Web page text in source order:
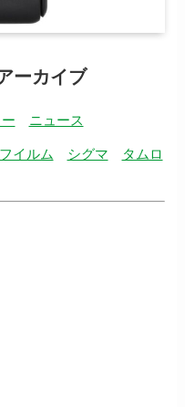
ーカイブ
ニュース
イルム シグマ
タムロ